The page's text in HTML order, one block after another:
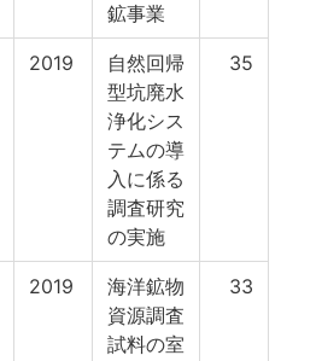
鉱事業
2019
自然回帰
型坑廃水
浄化シス
テムの導
入に係る
調査研究
の実施
35
2019
海洋鉱物
資源調査
試料の室
33